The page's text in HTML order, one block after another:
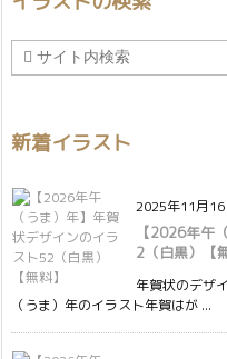
新着イラスト
2025年11月16
【2026年午
2（白黒）【
年賀状のデザ
（うま）年のイラスト年賀はが ...